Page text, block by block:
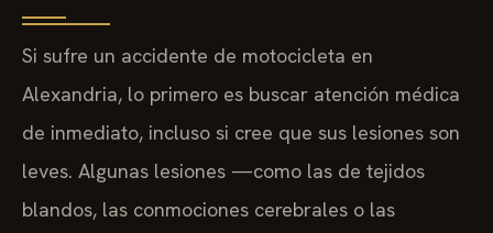
Si sufre un accidente de motocicleta en
Alexandria, lo primero es buscar atención médica
de inmediato, incluso si cree que sus lesiones son
leves. Algunas lesiones —como las de tejidos
blandos, las conmociones cerebrales o las